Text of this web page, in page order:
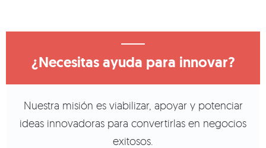
¿Necesitas ayuda para innovar?
Nuestra misión es viabilizar, apoyar y potenciar
ideas innovadoras para convertirlas en negocios
exitosos.